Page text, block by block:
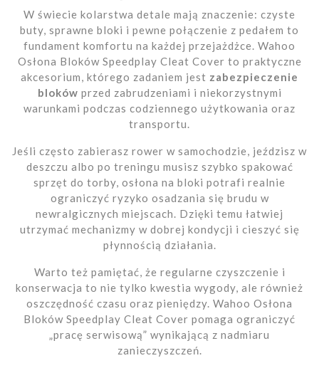
W świecie kolarstwa detale mają znaczenie: czyste
buty, sprawne bloki i pewne połączenie z pedałem to
fundament komfortu na każdej przejażdżce. Wahoo
Osłona Bloków Speedplay Cleat Cover to praktyczne
akcesorium, którego zadaniem jest zabezpieczenie
bloków przed zabrudzeniami i niekorzystnymi
warunkami podczas codziennego użytkowania oraz
transportu.
Jeśli często zabierasz rower w samochodzie, jeździsz w
deszczu albo po treningu musisz szybko spakować
sprzęt do torby, osłona na bloki potrafi realnie
ograniczyć ryzyko osadzania się brudu w
newralgicznych miejscach. Dzięki temu łatwiej
utrzymać mechanizmy w dobrej kondycji i cieszyć się
płynnością działania.
Warto też pamiętać, że regularne czyszczenie i
konserwacja to nie tylko kwestia wygody, ale również
oszczędność czasu oraz pieniędzy. Wahoo Osłona
Bloków Speedplay Cleat Cover pomaga ograniczyć
„pracę serwisową” wynikającą z nadmiaru
zanieczyszczeń.